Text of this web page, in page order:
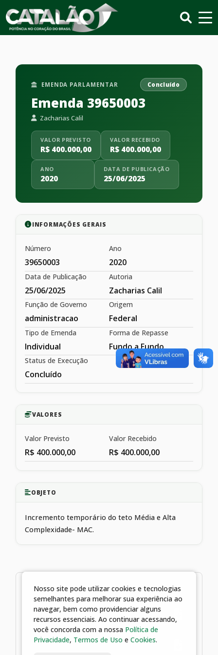
EMENDA PARLAMENTAR Concluído
Emenda 39650003
Zacharias Calil
VALOR PREVISTO
R$ 400.000,00
VALOR RECEBIDO
R$ 400.000,00
ANO
2020
DATA DE PUBLICAÇÃO
25/06/2025
INFORMAÇÕES GERAIS
Número
39650003
Ano
2020
Data de Publicação
25/06/2025
Autoria
Zacharias Calil
Função de Governo
administracao
Origem
Federal
Tipo de Emenda
Individual
Forma de Repasse
Fundo a Fundo
Status de Execução
Concluído
VALORES
Valor Previsto
R$ 400.000,00
Valor Recebido
R$ 400.000,00
OBJETO
Incremento temporário do teto Média e Alta
Complexidade- MAC.
3 arquivos
26/06/2025 15:40 | Termo de
Convênio 005-2020
26/06/2025 15:40 | Portaria Nº 676-
Nosso site pode utilizar cookies e tecnologias
semelhantes para melhorar sua experiência ao
navegar, bem como providenciar alguns
recursos essenciais. Ao continuar acessando,
você concorda com a nossa Política de
Privacidade, Termos de Uso e Cookies.